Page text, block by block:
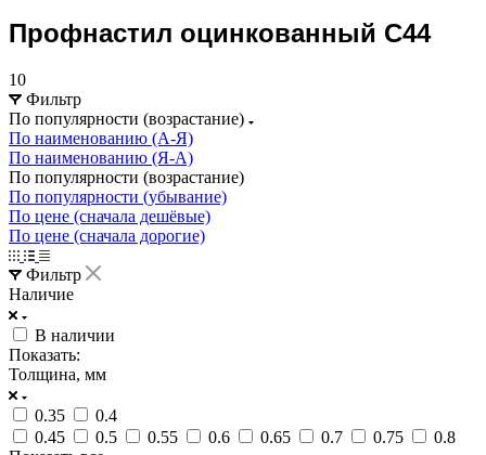
Профнастил оцинкованный С44
10
Фильтр
По популярности (возрастание)
По наименованию (А-Я)
По наименованию (Я-А)
По популярности (возрастание)
По популярности (убывание)
По цене (сначала дешёвые)
По цене (сначала дорогие)
Фильтр
Наличие
В наличии
Показать:
Толщина, мм
0.35
0.4
0.45
0.5 0.55 0.6 0.65 0.7 0.75
0.8